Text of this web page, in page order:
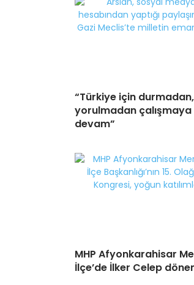
“Türkiye için durmadan,
yorulmadan çalışmaya
devam”
MHP Afyonkarahisar
İlçe’de İlker Celep